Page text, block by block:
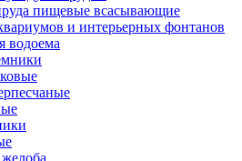
пищевые всасывающие
и интерьерных фонтанов
водоема